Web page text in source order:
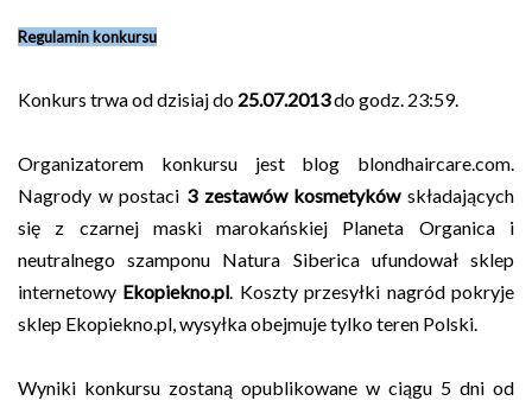
Regulamin konkursu
Konkurs trwa od dzisiaj do 25.07.2013do godz. 23:59.
Organizatorem konkursu jest blog blondhaircare.com.
Nagrody w postaci 3 zestawów kosmetykówskładających
się z czarnej maski marokańskiej Planeta Organica i
neutralnego szamponu Natura Siberica ufundował sklep
internetowy Ekopiekno.pl. Koszty przesyłki nagród pokryje
sklep Ekopiekno.pl, wysyłka obejmuje tylko teren Polski.
Wyniki konkursu zostaną opublikowane w ciągu 5 dni od